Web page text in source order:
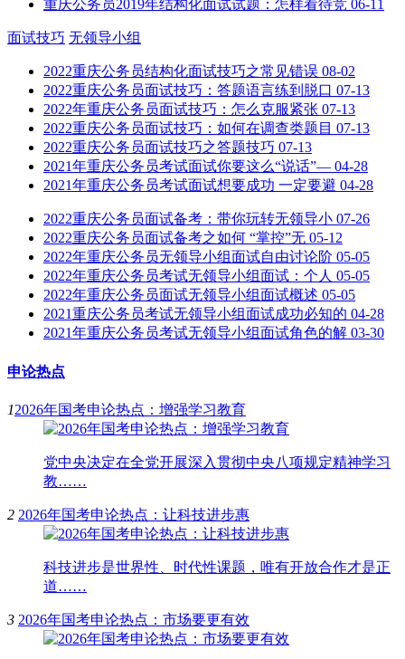
重庆公务员2019年结构化面试试题：怎样看待竞 06-11
面试技巧 无领导小组
2022重庆公务员结构化面试技巧之常见错误 08-02
2022重庆公务员面试技巧：答题语言练到脱口 07-13
2022年重庆公务员面试技巧：怎么克服紧张 07-13
2022重庆公务员面试技巧：如何在调查类题目 07-13
2022重庆公务员面试技巧之答题技巧 07-13
2021年重庆公务员考试面试你要这么“说话”— 04-28
2021年重庆公务员考试面试想要成功 一定要避 04-28
2022重庆公务员面试备考：带你玩转无领导小 07-26
2022重庆公务员面试备考之如何 “掌控”无 05-12
2022年重庆公务员无领导小组面试自由讨论阶 05-05
2022年重庆公务员考试无领导小组面试：个人 05-05
2022年重庆公务员面试无领导小组面试概述 05-05
2021重庆公务员考试无领导小组面试成功必知的 04-28
2021年重庆公务员考试无领导小组面试角色的解 03-30
申论热点
12026年国考申论热点：增强学习教育
党中央决定在全党开展深入贯彻中央八项规定精神学习
教……
2 2026年国考申论热点：让科技进步惠
科技进步是世界性、时代性课题，唯有开放合作才是正
道……
3 2026年国考申论热点：市场要更有效